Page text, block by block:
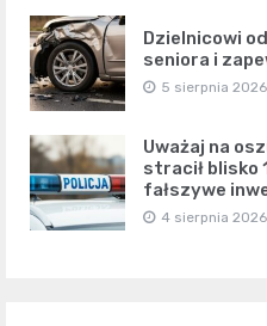
Dzielnicowi
seniora i
5 sierpnia 2026
Uważaj na
stracił blisko
fałszywe
4 sierpnia 2026